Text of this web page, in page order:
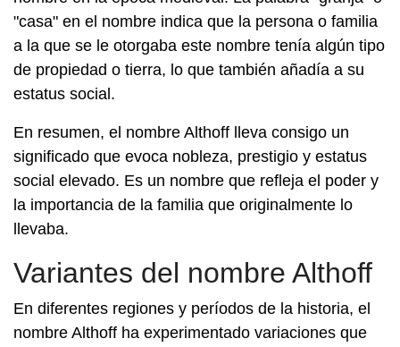
"casa" en el nombre indica que la persona o familia
a la que se le otorgaba este nombre tenía algún tipo
de propiedad o tierra, lo que también añadía a su
estatus social.
En resumen, el nombre Althoff lleva consigo un
significado que evoca nobleza, prestigio y estatus
social elevado. Es un nombre que refleja el poder y
la importancia de la familia que originalmente lo
llevaba.
Variantes del nombre Althoff
En diferentes regiones y períodos de la historia, el
nombre Althoff ha experimentado variaciones que